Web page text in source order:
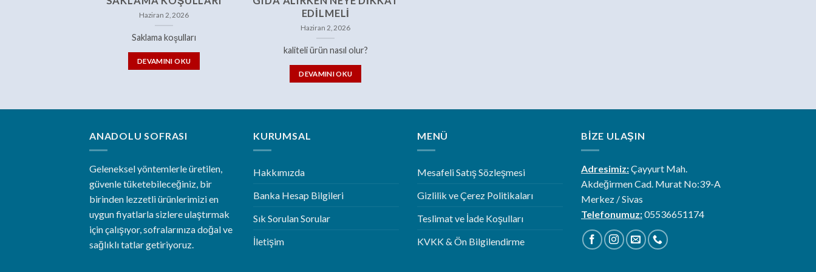
Haziran 2, 2026
Saklama koşulları
DEVAMINI OKU
EDILMELI
Haziran 2, 2026
kaliteli ürün nasıl olur?
DEVAMINI OKU
ANADOLU SOFRASI
Geleneksel yöntemlerle üretilen,
güvenle tüketebileceğiniz, bir
birinden lezzetli ürünlerimizi en
uygun fiyatlarla sizlere ulaştırmak
için çalışıyor, sofralarınıza doğal ve
sağlıklı tatlar getiriyoruz.
KURUMSAL
Hakkımızda
Banka Hesap Bilgileri
Sık Sorulan Sorular
İletişim
MENÜ
Mesafeli Satış Sözleşmesi
Gizlilik ve Çerez Politikaları
Teslimat ve İade Koşulları
KVKK & Ön Bilgilendirme
BIZE ULAŞIN
Adresimiz:Çayyurt Mah.
Akdeğirmen Cad. Murat No:39-A
Merkez / Sivas
Telefonumuz:05536651174